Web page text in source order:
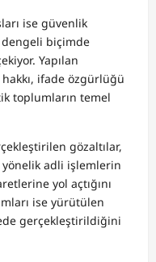
ise güvenlik
biçimde
Yapılan
ifade özgürlüğü
toplumların temel
gözaltılar,
yönelik adli işlemlerin
yol açtığını
ise yürütülen
gerçekleştirildiğini